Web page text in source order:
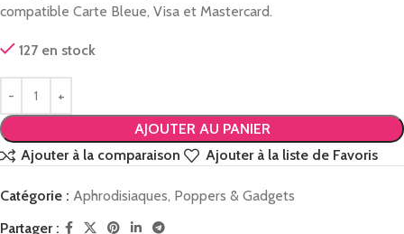
compatible Carte Bleue, Visa et Mastercard.
127 en stock
AJOUTER AU PANIER
Ajouter à la comparaison
Ajouter à la liste de Favoris
Catégorie : Aphrodisiaques, Poppers & Gadgets
Partager :